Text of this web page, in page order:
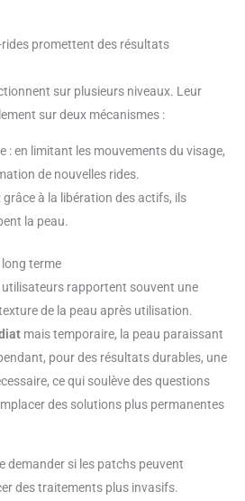
promettent des résultats
sur plusieurs niveaux. Leur
sur deux mécanismes :
: en limitant les mouvements du visage,
de nouvelles rides.
grâce à la libération des actifs, ils
la peau.
terme
utilisateurs rapportent souvent une
de la peau après utilisation.
mais temporaire, la peau paraissant
pour des résultats durables, une
ce qui soulève des questions
des solutions plus permanentes
demander si les patchs peuvent
des traitements plus invasifs.